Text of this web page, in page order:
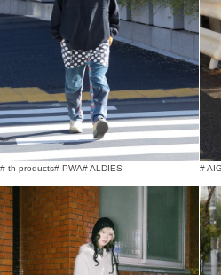
# th products# PWA# ALDIES #